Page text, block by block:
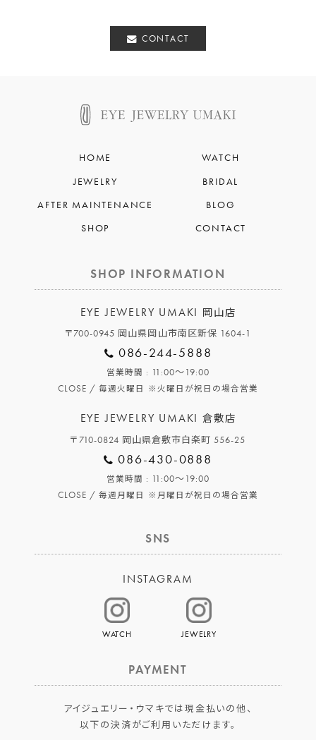
CONTACT
HOME
WATCH
JEWELRY
BRIDAL
AFTER MAINTENANCE
BLOG
SHOP
CONTACT
SHOP INFORMATION
EYE JEWELRY UMAKI 岡山店
〒700-0945 岡山県岡山市南区新保 1604-1
086-244-5888
営業時間 : 11:00～19:00
CLOSE /毎週火曜日 ※火曜日が祝日の場合営業
EYE JEWELRY UMAKI 倉敷店
〒710-0824 岡山県倉敷市白楽町 556-25
086-430-0888
営業時間 : 11:00～19:00
CLOSE /毎週月曜日 ※月曜日が祝日の場合営業
SNS
INSTAGRAM
WATCH JEWELRY
PAYMENT
アイジュエリー・ウマキでは現金払いの他、
以下の決済がご利用いただけます。